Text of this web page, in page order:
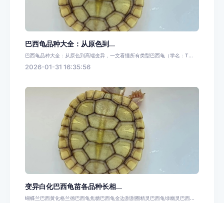
​巴西龟品种大全：从原色到...
巴西龟品种大全：从原色到高端变异，一文看懂所有类型巴西龟（学名：T...
2026-01-31 16:35:56
变异白化巴西龟苗各品种长相...
蝴蝶兰巴西黄化格兰德巴西龟焦糖巴西龟金边甜甜圈精灵巴西龟绿幽灵巴西...